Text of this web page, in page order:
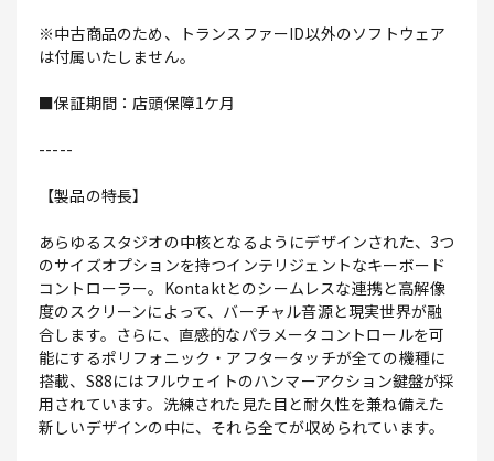
※中古商品のため、トランスファーID以外のソフトウェア
は付属いたしません。
■保証期間：店頭保障1ケ月
-----
【製品の特長】
あらゆるスタジオの中核となるようにデザインされた、3つ
のサイズオプションを持つインテリジェントなキーボード
コントローラー。Kontaktとのシームレスな連携と高解像
度のスクリーンによって、バーチャル音源と現実世界が融
合します。さらに、直感的なパラメータコントロールを可
能にするポリフォニック・アフタータッチが全ての機種に
搭載、S88にはフルウェイトのハンマーアクション鍵盤が採
用されています。洗練された見た目と耐久性を兼ね備えた
新しいデザインの中に、それら全てが収められています。